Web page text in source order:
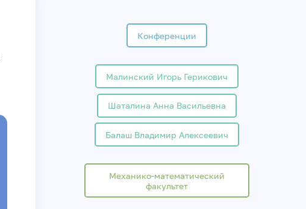
Конференции
Малинский Игорь Герикович
Шаталина Анна Васильевна
Балаш Владимир Алексеевич
Механико-математический
факультет